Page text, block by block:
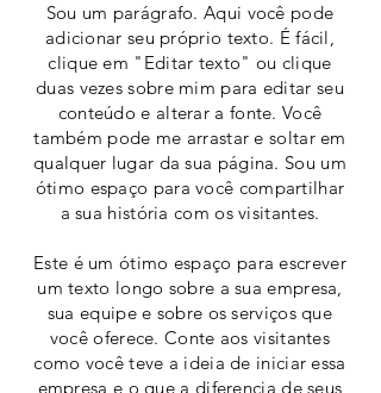
Sou um parágrafo. Aqui você pode
adicionar seu próprio texto. É fácil,
clique em "Editar texto" ou clique
duas vezes sobre mim para editar seu
conteúdo e alterar a fonte. Você
também pode me arrastar e soltar em
qualquer lugar da sua página. Sou um
ótimo espaço para você compartilhar
a sua história com os visitantes.
Este é um ótimo espaço para escrever
um texto longo sobre a sua empresa,
sua equipe e sobre os serviços que
você oferece. Conte aos visitantes
como você teve a ideia de iniciar essa
empresa e o que a diferencia de seus